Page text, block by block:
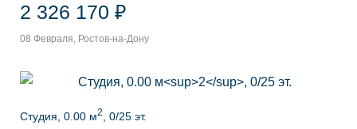
2 326 170 ₽
08 Февраля, Ростов-на-Дону
Студия, 0.00 м2 , 0/25 эт.